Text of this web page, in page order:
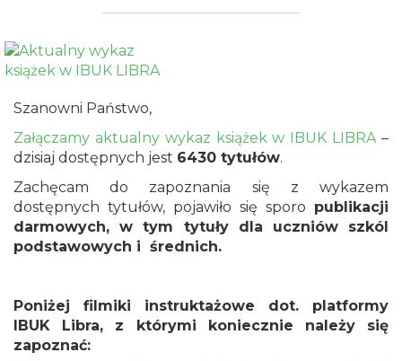
Szanowni Państwo,
Załączamy aktualny wykaz książek w IBUK LIBRA –
dzisiaj dostępnych jest 6430 tytułów.
Zachęcam do zapoznania się z wykazem
dostępnych tytułów, pojawiło się sporo publikacji
darmowych, w tym tytuły dla uczniów szkól
podstawowych i średnich.
Poniżej filmiki instruktażowe dot. platformy
IBUK Libra, z którymi koniecznie należy się
zapoznać: